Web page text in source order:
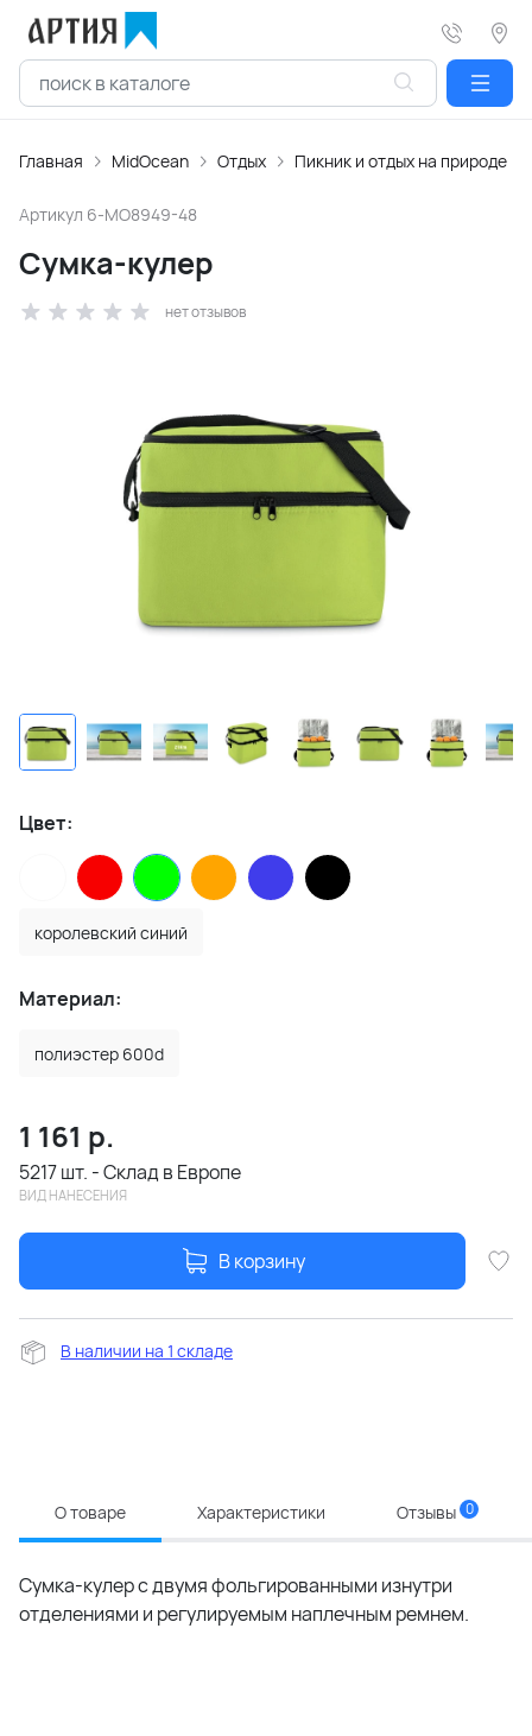
Главная MidOcean Отдых Пикник и отдых на природе
Артикул 6-MO8949-48
Сумка-кулер
нет отзывов
Цвет:
королевский синий
Материал:
полиэстер 600d
1 161 р.
5217 шт. - Склад в Европе
ВИД НАНЕСЕНИЯ
В корзину
В наличии на 1 складе
О товаре Характеристики Отзывы 0
Сумка-кулер с двумя фольгированными изнутри
отделениями и регулируемым наплечным ремнем.